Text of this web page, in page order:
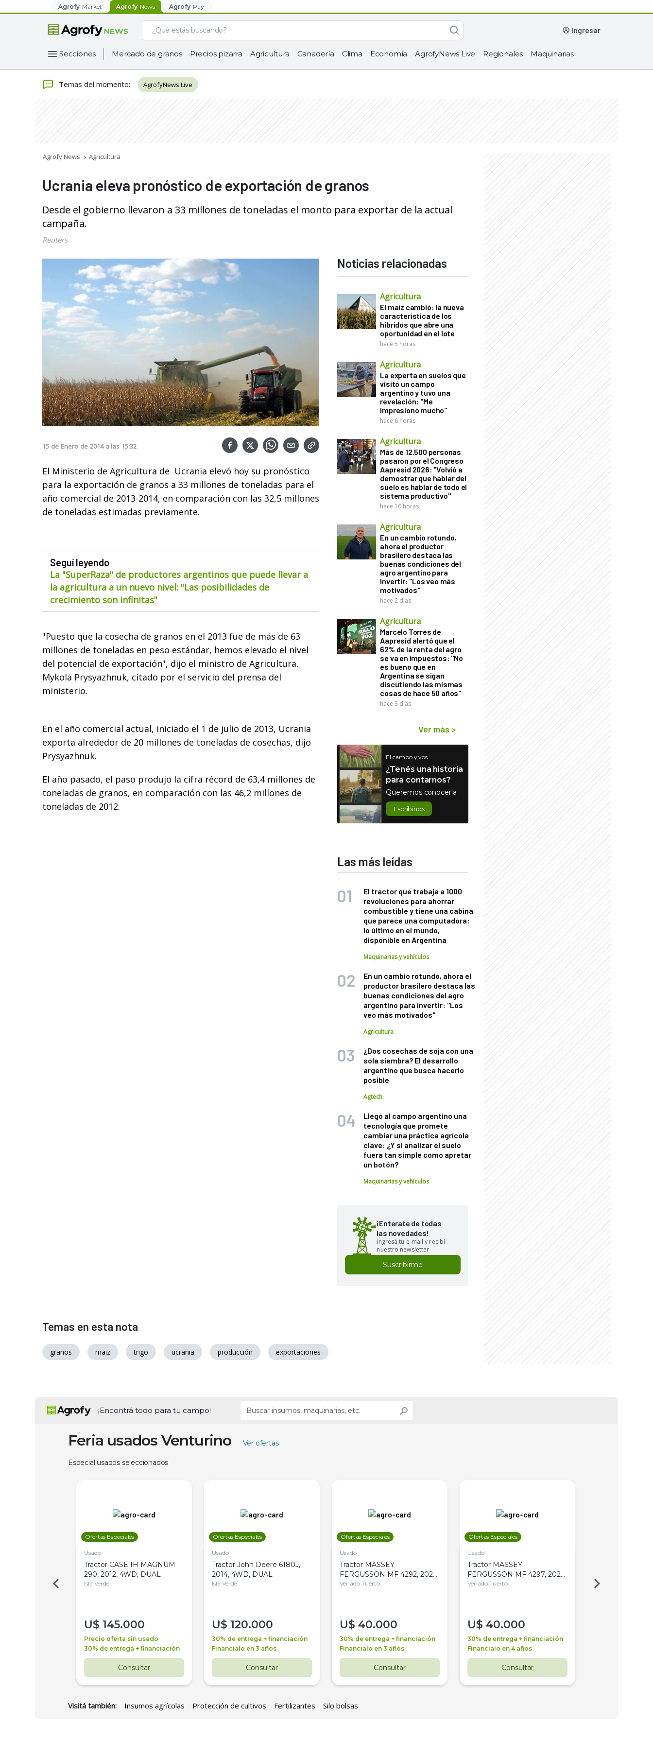
Agrofy Market Agrofy News Agrofy Pay
ingresar
Secciones Mercado de granos Precios pizarra Agricultura Ganadería Clima Economía AgrofyNews Live Regionales Maquinarias
Temas del momento: AgrofyNews Live
Agrofy News Agricultura
Ucrania eleva pronóstico de exportación de granos
Desde el gobierno llevaron a 33 millones de toneladas el monto para exportar de la actual
campaña.
Reuters
15 de Enero de 2014 a las 15:32
El Ministerio de Agricultura de Ucrania elevó hoy su pronóstico
para la exportación de granos a 33 millones de toneladas para el
año comercial de 2013-2014, en comparación con las 32,5 millones
de toneladas estimadas previamente.
Seguí leyendo
La "SuperRaza" de productores argentinos que puede llevar a
la agricultura a un nuevo nivel: "Las posibilidades de
crecimiento son infinitas"
"Puesto que la cosecha de granos en el 2013 fue de más de 63
millones de toneladas en peso estándar, hemos elevado el nivel
del potencial de exportación", dijo el ministro de Agricultura,
Mykola Prysyazhnuk, citado por el servicio del prensa del
ministerio.
En el año comercial actual, iniciado el 1 de julio de 2013, Ucrania
exporta alrededor de 20 millones de toneladas de cosechas, dijo
Prysyazhnuk.
El año pasado, el paso produjo la cifra récord de 63,4 millones de
toneladas de granos, en comparación con las 46,2 millones de
toneladas de 2012.
Noticias relacionadas
Agricultura
El maíz cambió: la nueva
característica de los
híbridos que abre una
oportunidad en el lote
hace 5 horas
Agricultura
La experta en suelos que
visitó un campo
argentino y tuvo una
revelación: "Me
impresionó mucho"
hace 6 horas
Agricultura
Más de 12.500 personas
pasaron por el Congreso
Aapresid 2026: "Volvió a
demostrar que hablar del
suelo es hablar de todo el
sistema productivo"
hace 10 horas
Agricultura
En un cambio rotundo,
ahora el productor
brasilero destaca las
buenas condiciones del
agro argentino para
invertir: "Los veo más
motivados"
hace 2 días
Agricultura
Marcelo Torres de
Aapresid alertó que el
62% de la renta del agro
se va en impuestos: "No
es bueno que en
Argentina se sigan
discutiendo las mismas
cosas de hace 50 años"
hace 3 días
Ver más >
El campo y vos
¿Tenés una historia
para contarnos?
Queremos conocerla
Escribinos
Las más leídas
El tractor que trabaja a 1000
revoluciones para ahorrar
combustible y tiene una cabina
que parece una computadora:
lo último en el mundo,
disponible en Argentina
Maquinarias y vehículos
En un cambio rotundo, ahora el
productor brasilero destaca las
buenas condiciones del agro
argentino para invertir: "Los
veo más motivados"
Agricultura
¿Dos cosechas de soja con una
sola siembra? El desarrollo
argentino que busca hacerlo
posible
Agtech
Llegó al campo argentino una
tecnología que promete
cambiar una práctica agrícola
clave: ¿Y si analizar el suelo
fuera tan simple como apretar
un botón?
Maquinarias y vehículos
¡Enterate de todas
las novedades!
Ingresá tu e-mail y recibí
nuestro newsletter
Suscribirme
Temas en esta nota
granos maiz trigo ucrania producción exportaciones
¡Encontrá todo para tu campo!
Feria usados Venturino Ver ofertas
Especial usados seleccionados
Ofertas Especiales
Usado
Tractor CASE IH MAGNUM
290, 2012, 4WD, DUAL
Isla Verde
U$ 145.000
Precio oferta sin usado
30% de entrega + financiación
Consultar
Ofertas Especiales
Usado
Tractor John Deere 6180J,
2014, 4WD, DUAL
Isla Verde
U$ 120.000
30% de entrega + financiación
Financialo en 3 años
Consultar
Ofertas Especiales
Usado
Tractor MASSEY
FERGUSSON MF 4292, 2020,
4WD, PATON
Venado Tuerto
U$ 40.000
30% de entrega + financiación
Financialo en 3 años
Consultar
Ofertas Especiales
Usado
Tractor MASSEY
FERGUSSON MF 4297, 2020,
4WD, PATON
Venado Tuerto
U$ 40.000
30% de entrega + financiación
Financialo en 4 años
Consultar
Venado Tuerto
Visitá también: Insumos agrícolas Protección de cultivos Fertilizantes Silo bolsas